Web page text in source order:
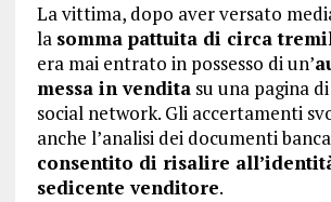
La vittima, dopo aver versato
la somma pattuita di circa
era mai entrato in possesso di un’
messa in venditasu una pagina
social network. Gli accertamenti
anche l’analisi dei documenti
consentito di risalire
sedicente venditore.